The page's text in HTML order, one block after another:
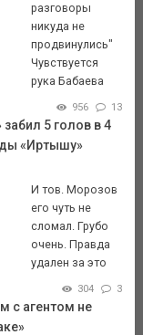
разговоры
никуда не
продвинулись"
Чувствуется
рука Бабаева
956 13
5 голов в 4
«Иртышу»
И тов. Морозов
его чуть не
сломал. Грубо
очень. Правда
удален за это
304 3
с агентом не